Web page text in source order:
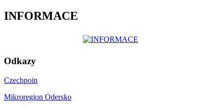
INFORMACE
Odkazy
Czechpoin
Mikroregion Odersko